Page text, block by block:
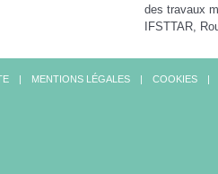
des travaux
IFSTTAR,
MENTIONS LÉGALES COOKIES